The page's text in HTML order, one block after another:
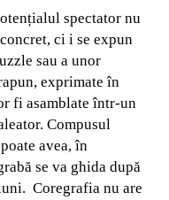
spectator nu
ci i se expun
sau a unor
exprimate în
fi asamblate într-un
Compusul
avea, în
se va ghida după
Coregrafia nu are